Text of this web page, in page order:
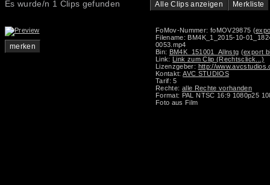
Es wurde/n 1 Clips gefunden Alle Clips anzeigen Merkliste
merken
FoMov-Nummer: foMOV29875
Filename: BM4K_1_2015-10-
0053.mp4
Bin: BM4K_151001_Allnstg (export
Link: Link zum Clip (Rechtsclick...)
Lizenzgeber: http://
Kontakt:AVC STUDIOS
Tarif: 5
Rechte: alle Rechte vorhanden
Format: PAL NTSC 16:9 1080p25
Foto aus Film